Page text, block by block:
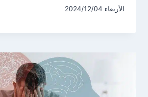
الأربعاء 2024/12/04